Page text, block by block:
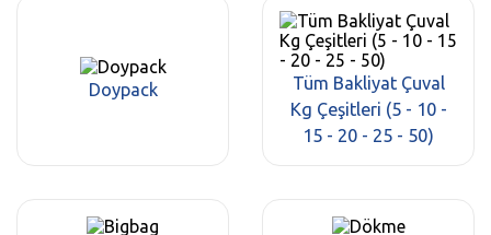
Doypack
Tüm Bakliyat Çuval
Kg Çeşitleri (5 - 10 -
15 - 20 - 25 - 50)